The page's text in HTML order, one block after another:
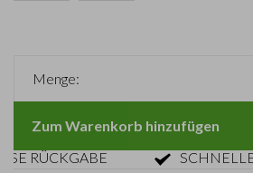
Menge:
Zum Warenkorb hinzufügen
SCHNELLE